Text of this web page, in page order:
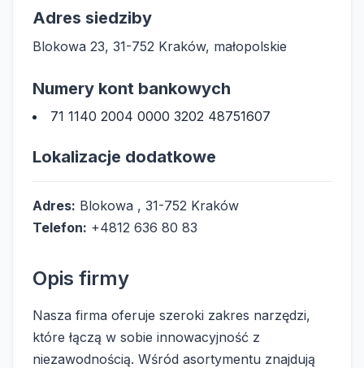
Adres siedziby
Blokowa 23, 31-752 Kraków, małopolskie
Numery kont bankowych
71 1140 2004 0000 3202 48751607
Lokalizacje dodatkowe
Adres: Blokowa , 31-752 Kraków
Telefon: +4812 636 80 83
Opis firmy
Nasza firma oferuje szeroki zakres narzędzi,
które łączą w sobie innowacyjność z
niezawodnością. Wśród asortymentu znajdują